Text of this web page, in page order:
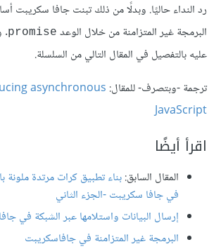
رد النداء حاليًا. وبدلًا من ذلك تبنت جافا سكريبت
البرمجة غير المتزامنة من خلال الوعد promise
.
عليه بالتفصيل في المقال التالي من السلسلة.
ترجمة -وبتصرف- للمقال: asynchronous
JavaScript
اقرأ أيضًا
المقال السابق:بناء تطبيق كرات مرتدة ملونة
في جافا سكريبت -الجزء الثاني
إرسال البيانات واستلامها عبر الشبكة في
البرمجة غير المتزامنة في جافاسكريبت